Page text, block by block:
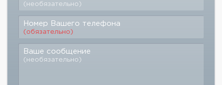
(необязательно)
Номер Вашего телефона
(обязательно)
Ваше сообщение
(необязательно)